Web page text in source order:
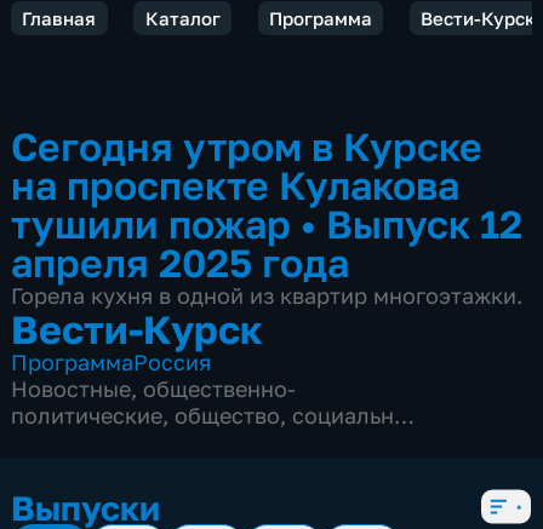
Главная Каталог Программа Вести-Курск
Сегодня утром в Курске
на проспекте Кулакова
тушили пожар • Выпуск 12
апреля 2025 года
Горела кухня в одной из квартир многоэтажки.
Вести-Курск
ПрограммаРоссия
Новостные, общественно-
политические, общество, социально-
Выпуски